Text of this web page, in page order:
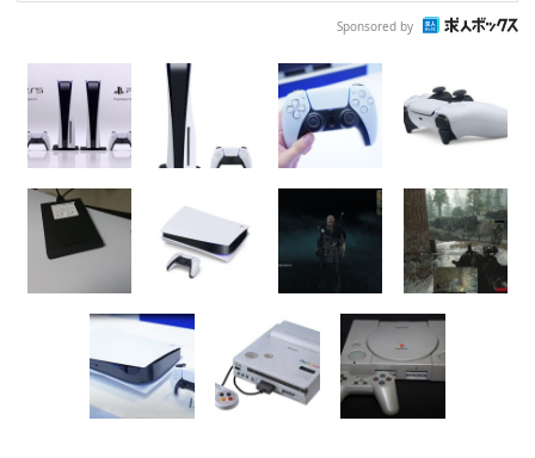
Sponsored by